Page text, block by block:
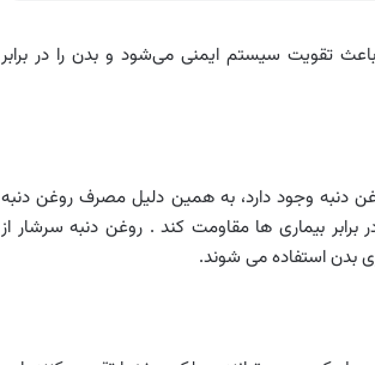
تقویت سیستم ایمنی می‌شود و بدن را در برابر
دنبه وجود دارد، به همین دلیل مصرف روغن دنبه
برابر بیماری ها مقاومت کند . روغن دنبه سرشار از
بدن استفاده می شوند.